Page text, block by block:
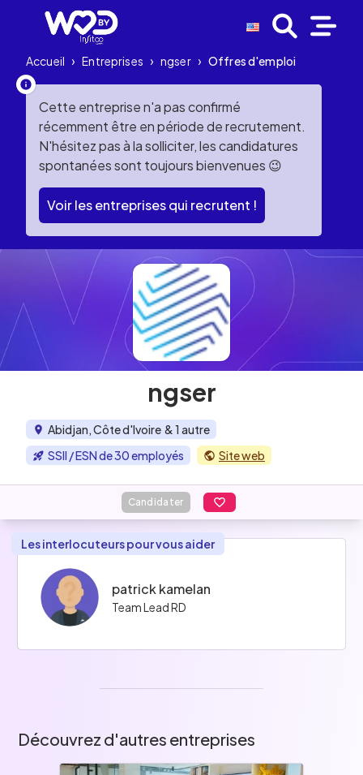
Accueil › Entreprises › ngser › Offres d'emploi
Cette entreprise n'a pas confirmé
récemment être en période de recrutement.
N'hésitez pas à la solliciter, les candidatures
spontanées sont toujours bienvenues 😉
Voir les entreprises qui recrutent !
ngser
Abidjan, Côte d'Ivoire & 1 autre
SSII / ESN de 30 employés
Site web
Candidater
Les interlocuteurs pour vous aider
patrick kamelan
Team Lead RD
Découvrez d'autres entreprises